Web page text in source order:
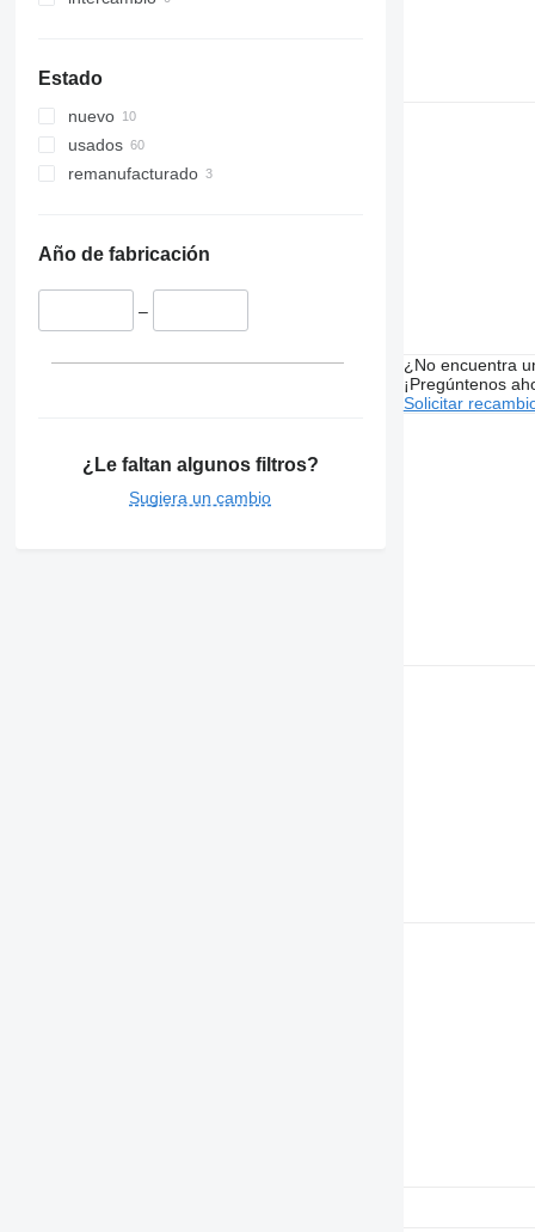
Vario
Scenic
Twingo
Zoe
V90
Estado
nuevo
usados
remanufacturado
Año de fabricación
–
¿Le faltan algunos filtros?
Sugiera un cambio
¿No encuentra
¡Pregúntenos
Solicitar